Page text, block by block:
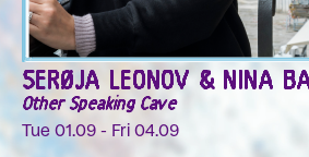
SERØJA LEONOV & NINA
Other Speaking Cave
Tue 01.09 - Fri 04.09